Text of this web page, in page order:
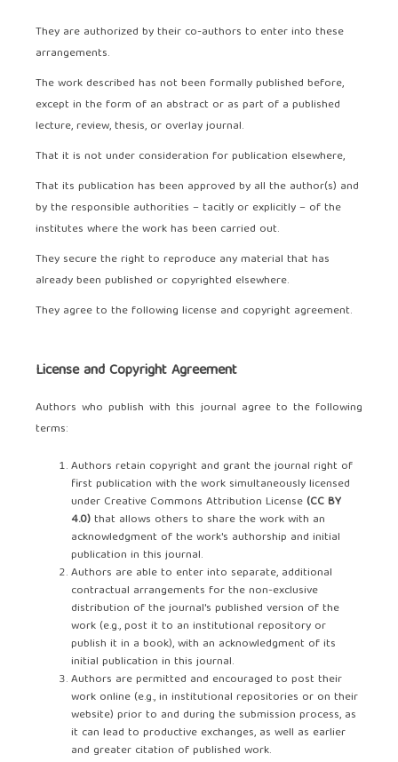
They are authorized by their co-authors to enter into these
arrangements.
The work described has not been formally published before,
except in the form of an abstract or as part of a published
lecture, review, thesis, or overlay journal.
That it is not under consideration for publication elsewhere,
That its publication has been approved by all the author(s) and
by the responsible authorities – tacitly or explicitly – of the
institutes where the work has been carried out.
They secure the right to reproduce any material that has
already been published or copyrighted elsewhere.
They agree to the following license and copyright agreement.
License and Copyright Agreement
Authors who publish with this journal agree to the following
terms:
Authors retain copyright and grant the journal right of
first publication with the work simultaneously licensed
under Creative Commons Attribution License (CC BY
4.0)that allows others to share the work with an
acknowledgment of the work's authorship and initial
publication in this journal.
Authors are able to enter into separate, additional
contractual arrangements for the non-exclusive
distribution of the journal's published version of the
work (e.g., post it to an institutional repository or
publish it in a book), with an acknowledgment of its
initial publication in this journal.
Authors are permitted and encouraged to post their
work online (e.g., in institutional repositories or on their
website) prior to and during the submission process, as
it can lead to productive exchanges, as well as earlier
and greater citation of published work.